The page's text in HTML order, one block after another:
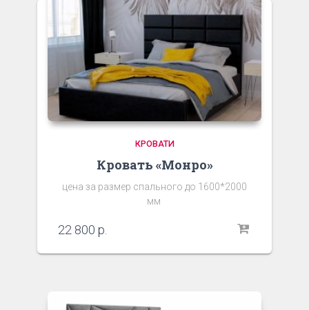
КРОВАТИ
Кровать «Монро»
цена за размер спального до 1600*2000
мм
22 800 р.